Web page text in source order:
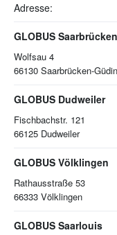
Adresse:
Wolfsau 4
66130 Saarbrücken-
GLOBUS Dudweiler
Fischbachstr. 121
66125 Dudweiler
GLOBUS Völklingen
Rathausstraße 53
66333 Völklingen
GLOBUS Saarlouis